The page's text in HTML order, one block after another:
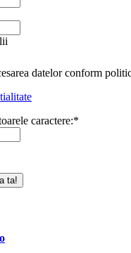
datelor conform
caractere:*
ta!